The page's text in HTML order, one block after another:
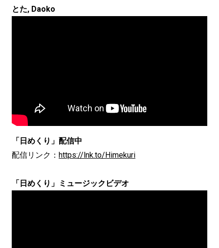
とた, Daoko
「日めくり」配信中
配信リンク： https://lnk.to/Himekuri
「日めくり」ミュージックビデオ